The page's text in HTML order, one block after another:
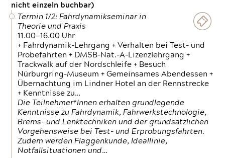
nicht einzeln buchbar)
Termin 1/2: Fahrdynamikseminar in
Theorie und Praxis
11.00—16.00 Uhr
+ Fahrdynamik-Lehrgang + Verhalten bei Test- und
Probefahrten + DMSB-Nat.-A-Lizenzlehrgang +
Trackwalk auf der Nordschleife + Besuch
Nürburgring-Museum + Gemeinsames Abendessen +
Übernachtung im Lindner Hotel an der Rennstrecke
+ Kenntnisse zu…
Die Teilnehmer*Innen erhalten grundlegende
Kenntnisse zu Fahrdynamik, Fahrwerkstechnologie,
Brems- und Lenktechniken und der grundsätzlichen
Vorgehensweise bei Test- und Erprobungsfahrten.
Zudem werden Flaggenkunde, Ideallinie,
Notfallsituationen und…